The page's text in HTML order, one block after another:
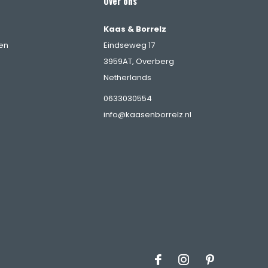
Kaas & Borrelz
Eindseweg 17
3959AT, Overberg
Netherlands
0633030554
info@kaasenborrelz.nl